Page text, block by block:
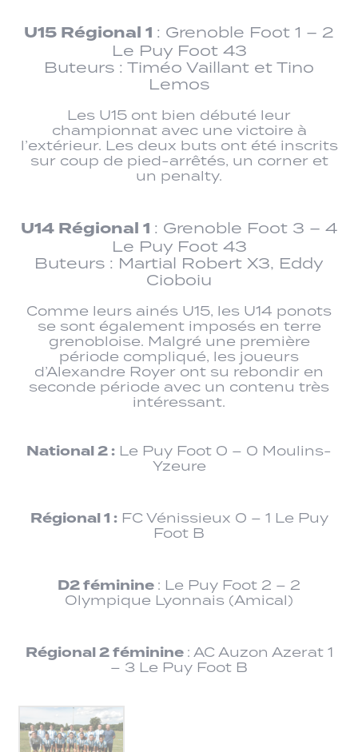
U15 Régional 1 : Grenoble Foot 1 – 2
Le Puy Foot 43
Buteurs : Timéo Vaillant et Tino
Lemos
Les U15 ont bien débuté leur
championnat avec une victoire à
l’extérieur. Les deux buts ont été inscrits
sur coup de pied-arrêtés, un corner et
un penalty.
U14 Régional 1 : Grenoble Foot 3 – 4
Le Puy Foot 43
Buteurs : Martial Robert X3, Eddy
Cioboiu
Comme leurs ainés U15, les U14 ponots
se sont également imposés en terre
grenobloise. Malgré une première
période compliqué, les joueurs
d’Alexandre Royer ont su rebondir en
seconde période avec un contenu très
intéressant.
National 2 : Le Puy Foot 0 – 0 Moulins-
Yzeure
Régional 1 :FC Vénissieux 0 – 1 Le Puy
Foot B
D2 féminine : Le Puy Foot 2 – 2
Olympique Lyonnais (Amical)
Régional 2 féminine : AC Auzon Azerat 1
– 3 Le Puy Foot B